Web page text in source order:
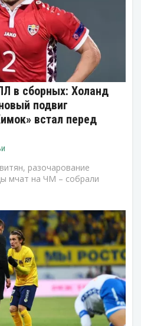
в сборных: Холанд
подвиг
встал перед
разочарование
мчат на ЧМ – собрали